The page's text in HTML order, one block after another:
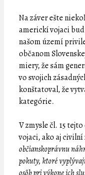
Na záver ešte
americkí vojaci
našom území
občanom
miery, že sám
vo svojich
konštatoval, že
kategórie.
V zmysle čl. 15
vojaci, ako aj
občianskoprávnu
pokuty, ktoré